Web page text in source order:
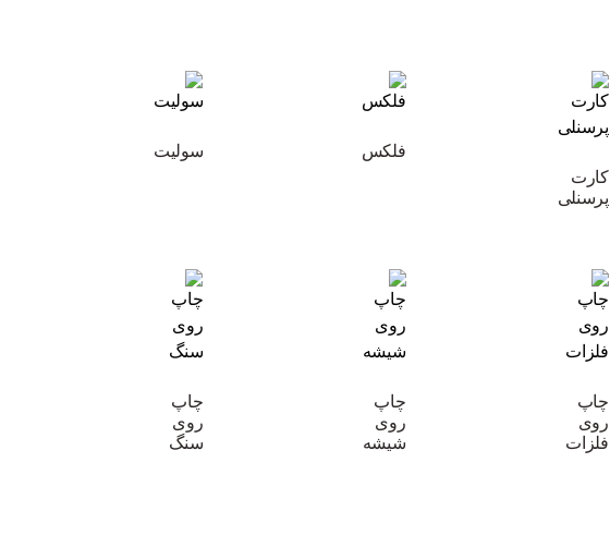
کارت
پرسنلی
فلکس سولیت
چاپ
روی
فلزات
چاپ
روی
شیشه
چاپ
روی
سنگ